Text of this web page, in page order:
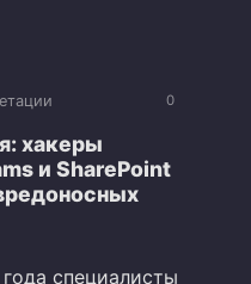
0
хакеры
и SharePoint
специалисты